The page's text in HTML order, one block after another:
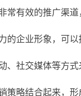
常有效的推广渠
的企业形象，可
、社交媒体等方式
策略结合起来，